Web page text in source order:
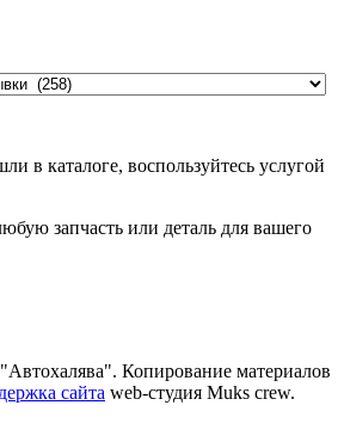
в каталоге, воспользуйтесь услугой
запчасть или деталь для вашего
Копирование материалов
сайта web-студия Muks crew.